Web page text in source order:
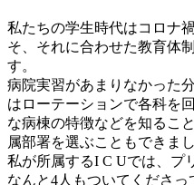
私たちの学生時代はコロナ
そ、それに合わせた教育体
す。
病院実習があまりなかった
はローテーションで各科を
な病棟の特徴などを知るこ
属部署を選ぶこともできまし
私が所属するI C Uでは、プ
なんと4人もついてくださっ